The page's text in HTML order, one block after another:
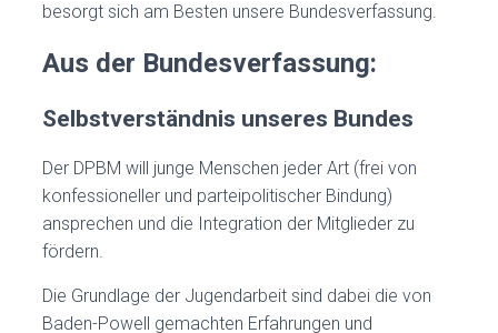
besorgt sich am Besten unsere Bundesverfassung.
Aus der Bundesverfassung:
Selbstverständnis unseres Bundes
Der DPBM will junge Menschen jeder Art (frei von
konfessioneller und parteipolitischer Bindung)
ansprechen und die Integration der Mitglieder zu
fördern.
Die Grundlage der Jugendarbeit sind dabei die von
Baden-Powell gemachten Erfahrungen und